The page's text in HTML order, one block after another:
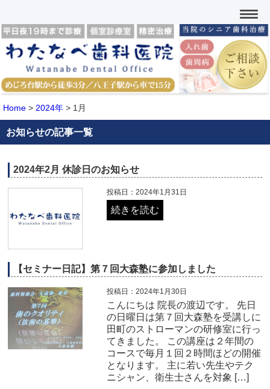
Home > 2024年 > 1月
お知らせの記事一覧
2024年2月 休診日のお知らせ
投稿日：2024年1月31日
続きを読む
【セミナー日記】第７回大森塾に参加しました
投稿日：2024年1月30日
こんにちは 院長の渡辺です。 先日
の日曜日は第７回大森塾を受講しに
田町のストローマンの研修室に行っ
てきました。 この講座は２年間の
コースで毎月１回２時間ほどの開催
となります。 主に若い先生やテク
ニシャン、衛生士さんを対象 […]